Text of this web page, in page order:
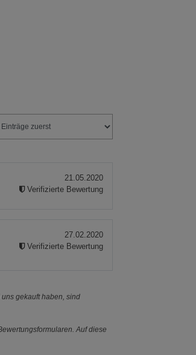
21.05.2020
Verifizierte Bewertung
27.02.2020
Verifizierte Bewertung
gekauft haben, sind
Auf diese